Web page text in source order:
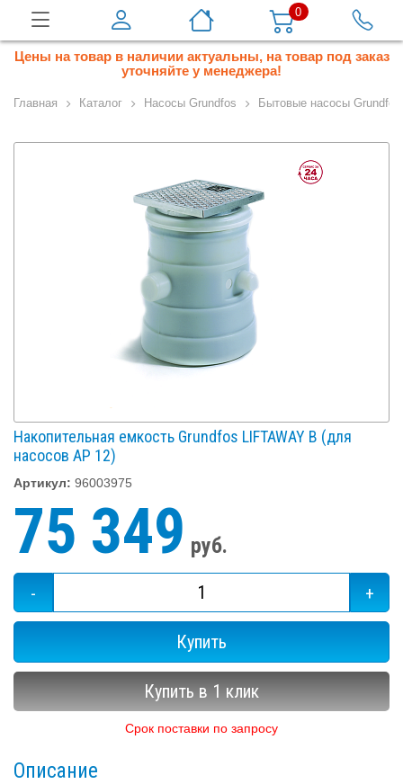
0
Цены на товар в наличии актуальны, на товар под заказ
уточняйте у менеджера!
Главная Каталог Насосы Grundfos Бытовые насосы
Накопительная емкость Grundfos LIFTAWAY B (для
насосов AP 12)
Артикул: 96003975
75 349 руб.
- +
Купить
Купить в 1 клик
Срок поставки по запросу
Описание